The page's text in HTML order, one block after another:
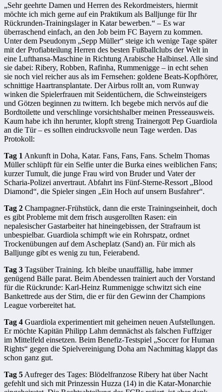
„Sehr geehrte Damen und Herren des Rekordmeisters, hiermit
möchte ich mich gerne auf ein Praktikum als Balljunge für Ihr
Rückrunden-Trainingslager in Katar bewerben.“ – Es war
überraschend einfach, an den Job beim FC Bayern zu kommen.
Unter dem Pseudonym „Sepp Müller“ steige ich wenige Tage später
mit der Profiabteilung Herren des besten Fußballclubs der Welt in
eine Lufthansa-Maschine in Richtung Arabische Halbinsel. Alle sind
sie dabei: Ribery, Robben, Rafinha, Rummenigge – in echt sehen
sie noch viel reicher aus als im Fernsehen: goldene Beats-Kopfhörer,
schnittige Haartransplantate. Der Airbus rollt an, vom Runway
winken die Spielerfrauen mit Seidentüchern, die Schweinsteigers
und Götzen beginnen zu twittern. Ich begebe mich nervös auf die
Bordtoilette und verschlinge vorsichtshalber meinen Presseausweis.
Kaum habe ich ihn herunter, klopft streng Trainergott Pep Guardiola
an die Tür – es sollten eindrucksvolle neun Tage werden. Das
Protokoll:
Tag 1 Ankunft in Doha, Katar. Fans, Fans, Fans. Schelm Thomas
Müller schlüpft für ein Selfie unter die Burka eines weiblichen Fans;
kurzer Tumult, die junge Frau wird von Bruder und Vater der
Scharia-Polizei anvertraut. Abfahrt ins Fünf-Sterne-Ressort „Blood
Diamond“, die Spieler singen „Ein Hoch auf unsern Busfahrer“.
Tag 2 Champagner-Frühstück, dann die erste Trainingseinheit, doch
es gibt Probleme mit dem frisch ausgerollten Rasen: ein
nepalesischer Gastarbeiter hat hineingebissen, der Strafraum ist
unbespielbar. Guardiola schimpft wie ein Rohrspatz, ordnet
Trockenübungen auf dem Ascheplatz (Sand) an. Für mich als
Balljunge gibt es wenig zu tun, Feierabend.
Tag 3 Tagsüber Training. Ich bleibe unauffällig, habe immer
genügend Bälle parat. Beim Abendessen trainiert auch der Vorstand
für die Rückrunde: Karl-Heinz Rummenigge schwitzt sich eine
Bankettrede aus der Stirn, die er für den Gewinn der Champions
League vorbereitet hat.
Tag 4 Guardiola experimentiert mit geheimen neuen Aufstellungen.
Er möchte Kapitän Philipp Lahm demnächst als falschen Fuffziger
im Mittelfeld einsetzen. Beim Benefiz-Testspiel „Soccer for Human
Rights“ gegen die Spielvereinigung Doha am Nachmittag klappt das
schon ganz gut.
Tag 5 Aufreger des Tages: Blödelfranzose Ribery hat über Nacht
gefehlt und sich mit Prinzessin Huzza (14) in die Katar-Monarchie